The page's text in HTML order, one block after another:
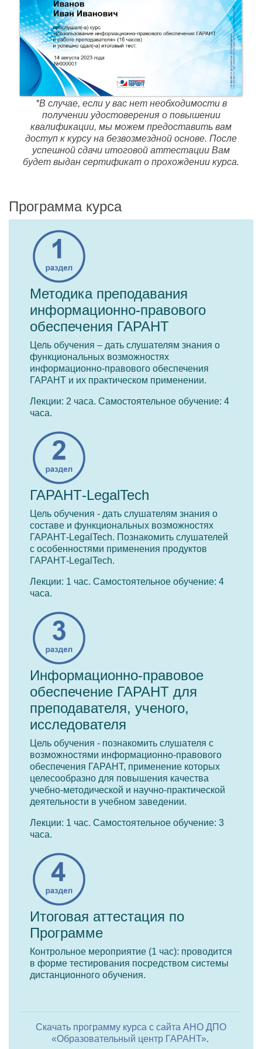
*В случае, если у вас нет необходимости в
получении удостоверения о повышении
квалификации, мы можем предоставить вам
доступ к курсу на безвозмездной основе. После
успешной сдачи итоговой аттестации Вам
будет выдан сертификат о прохождении курса.
Программа курса
Методика преподавания
информационно-правового
обеспечения ГАРАНТ
Цель обучения – дать слушателям знания о
функциональных возможностях
информационно-правового обеспечения
ГАРАНТ и их практическом применении.
Лекции: 2 часа. Самостоятельное обучение: 4
часа.
ГАРАНТ-LegalTech
Цель обучения - дать слушателям знания о
составе и функциональных возможностях
ГАРАНТ-LegalTech. Познакомить слушателей
с особенностями применения продуктов
ГАРАНТ-LegalTech.
Лекции: 1 час. Самостоятельное обучение: 4
часа.
Информационно-правовое
обеспечение ГАРАНТ для
преподавателя, ученого,
исследователя
Цель обучения - познакомить слушателя с
возможностями информационно-правового
обеспечения ГАРАНТ, применение которых
целесообразно для повышения качества
учебно-методической и научно-практической
деятельности в учебном заведении.
Лекции: 1 час. Самостоятельное обучение: 3
часа.
Итоговая аттестация по
Программе
Контрольное мероприятие (1 час): проводится
в форме тестирования посредством системы
дистанционного обучения.
Скачать программу курса с сайта АНО ДПО
«Образовательный центр ГАРАНТ».